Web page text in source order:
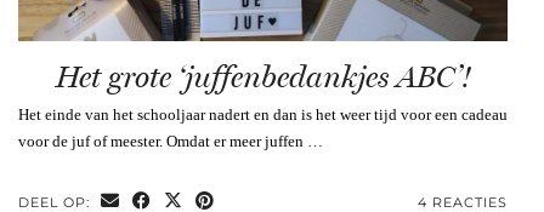
Het grote ‘juffenbedankjes ABC’!
Het einde van het schooljaar nadert en dan is het weer tijd voor een cadeau
voor de juf of meester. Omdat er meer juffen …
DEEL OP: 4 REACTIES